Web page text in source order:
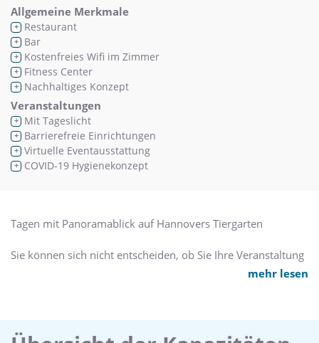
Allgemeine Merkmale
+ Restaurant
+ Bar
+ Kostenfreies Wifi im Zimmer
+ Fitness Center
+ Nachhaltiges Konzept
Veranstaltungen
+ Mit Tageslicht
+ Barrierefreie Einrichtungen
+ Virtuelle Eventausstattung
+ COVID-19 Hygienekonzept
Tagen mit Panoramablick auf Hannovers Tiergarten
Sie können sich nicht entscheiden, ob Sie Ihre Veranstaltung
mit Blick ins Grüne halten möchten oder doch lieber
dank des angrenzenden Parks „Tiergarten“ mit seiner
mehr lesen